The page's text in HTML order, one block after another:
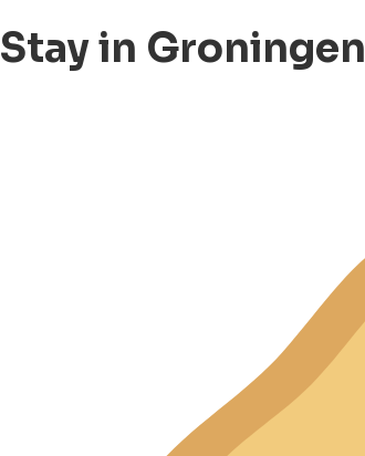
Stay in Groningen